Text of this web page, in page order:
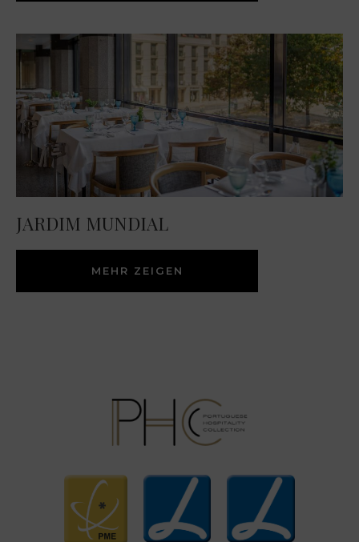
JARDIM MUNDIAL
MEHR ZEIGEN